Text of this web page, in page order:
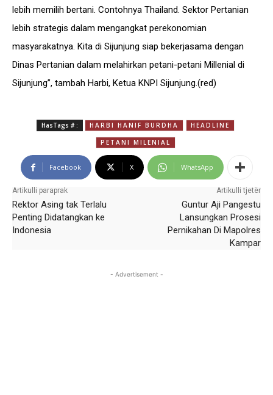
lebih memilih bertani. Contohnya Thailand. Sektor Pertanian
lebih strategis dalam mengangkat perekonomian
masyarakatnya. Kita di Sijunjung siap bekerjasama dengan
Dinas Pertanian dalam melahirkan petani-petani Millenial di
Sijunjung”, tambah Harbi, Ketua KNPI Sijunjung.(red)
HasTags # : HARBI HANIF BURDHA
HEADLINE
PETANI MILENIAL
Facebook X WhatsApp
Artikulli paraprak
Rektor Asing tak Terlalu
Penting Didatangkan ke
Indonesia
Artikulli tjetër
Guntur Aji Pangestu
Lansungkan Prosesi
Pernikahan Di Mapolres
Kampar
- Advertisement -